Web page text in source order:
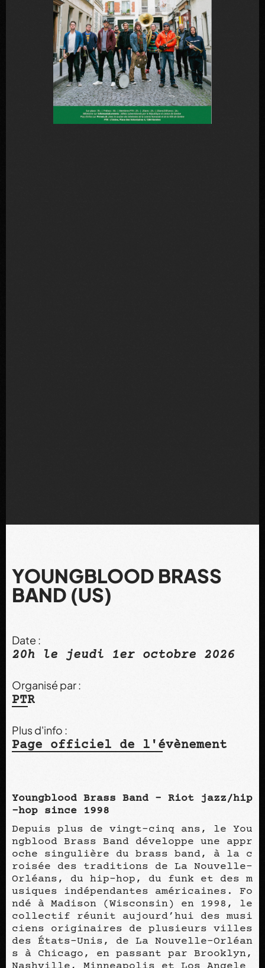
YOUNGBLOOD BRASS
BAND (US)
Date :
20h le jeudi 1er octobre 2026
Organisé par :
PTR
Plus d'info :
Page officiel de l'évènement
Youngblood Brass Band - Riot jazz/hip
-hop since 1998
Depuis plus de vingt-cinq ans, le You
ngblood Brass Band développe une appr
oche singulière du brass band, à la c
roisée des traditions de La Nouvelle-
Orléans, du hip-hop, du funk et des m
usiques indépendantes américaines. Fo
ndé à Madison (Wisconsin) en 1998, le
collectif réunit aujourd’hui des musi
ciens originaires de plusieurs villes
des États-Unis, de La Nouvelle-Orléan
s à Chicago, en passant par Brooklyn,